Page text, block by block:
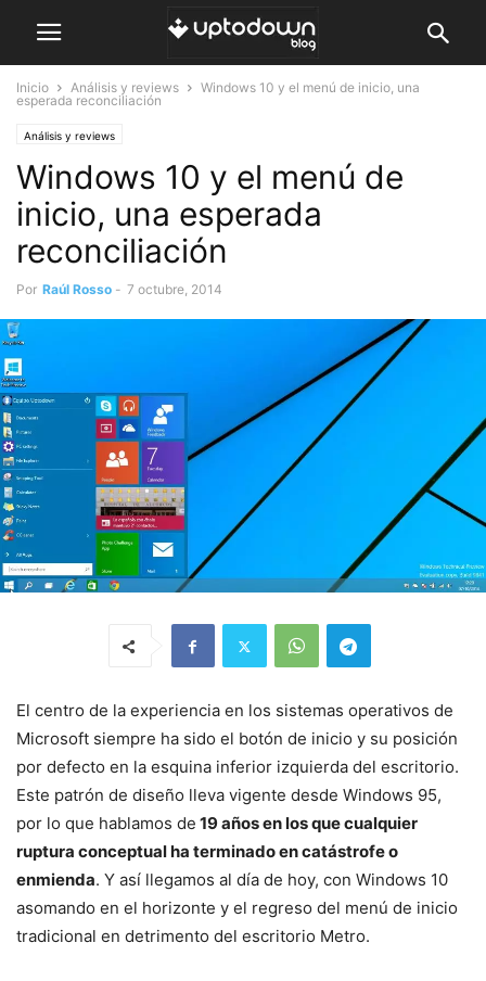
Inicio Análisis y reviews
Windows 10 y el menú de inicio, una
esperada reconciliación
Análisis y reviews
Windows 10 y el menú de
inicio, una esperada
reconciliación
Por Raúl Rosso - 7 octubre, 2014
El centro de la experiencia en los sistemas operativos de
Microsoft siempre ha sido el botón de inicio y su posición
por defecto en la esquina inferior izquierda del escritorio.
Este patrón de diseño lleva vigente desde Windows 95,
por lo que hablamos de 19 años en los que cualquier
ruptura conceptual ha terminado en catástrofe o
enmienda. Y así llegamos al día de hoy, con Windows 10
asomando en el horizonte y el regreso del menú de inicio
tradicional en detrimento del escritorio Metro.